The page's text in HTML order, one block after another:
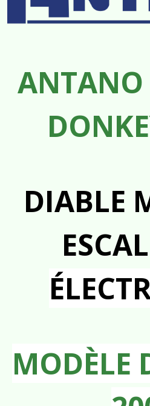
ANTANO
DIABLE
MODÈLE